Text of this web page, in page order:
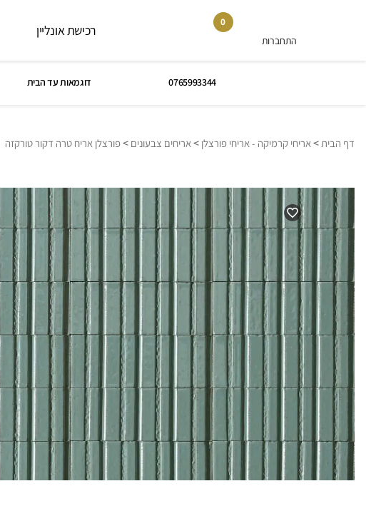
התחברות
0
רכישת אונליין
0765993344 דוגמאות עד הבית
דף הבית>אריחי קרמיקה - אריחי פורצלן >אריחים צבעונים >פורצלן אריח טרה דקור טורקזה